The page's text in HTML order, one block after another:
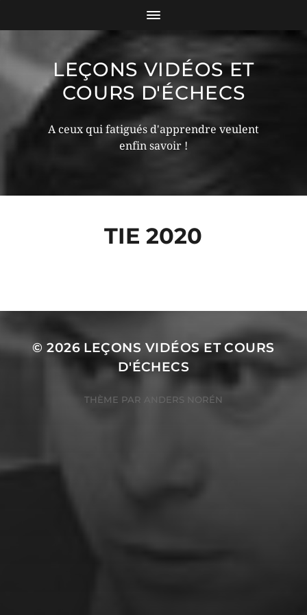
LEÇONS VIDÉOS ET
COURS D'ÉCHECS
A ceux qui fatigués d'apprendre veulent
enfin savoir !
TIE 2020
© 2026 LEÇONS VIDÉOS ET COURS
D'ÉCHECS
THÈME PAR ANDERS NORÉN